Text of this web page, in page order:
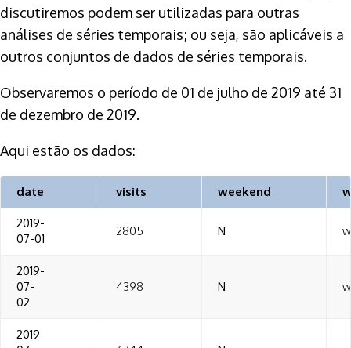
discutiremos podem ser utilizadas para outras
análises de séries temporais; ou seja, são aplicáveis a
outros conjuntos de dados de séries temporais.
Observaremos o período de 01 de julho de 2019 até 31
de dezembro de 2019.
Aqui estão os dados:
date visits weekend
2019-
07-01
2805 N
2019-
07-
02
4398 N
2019-